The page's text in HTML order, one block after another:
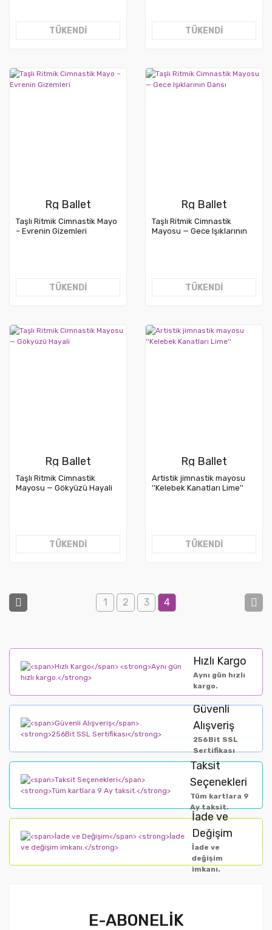
TÜKENDİ TÜKENDİ
Rg Ballet
Taşlı Ritmik Cimnastik Mayo
– Evrenin Gizemleri
TÜKENDİ
Rg Ballet
Taşlı Ritmik Cimnastik
Mayosu — Gece Işıklarının
TÜKENDİ
Rg Ballet
Taşlı Ritmik Cimnastik
Mayosu — Gökyüzü Hayali
TÜKENDİ
Rg Ballet
Artistik jimnastik mayosu
''Kelebek Kanatları Lime''
TÜKENDİ
1 2 3 4
Hızlı Kargo
Aynı gün hızlı
kargo.
Güvenli
Alışveriş
256Bit SSL
Sertifikası
Taksit
Seçenekleri
Tüm kartlara 9
Ay taksit.
İade ve
Değişim
İade ve
değişim
imkanı.
E-ABONELİK